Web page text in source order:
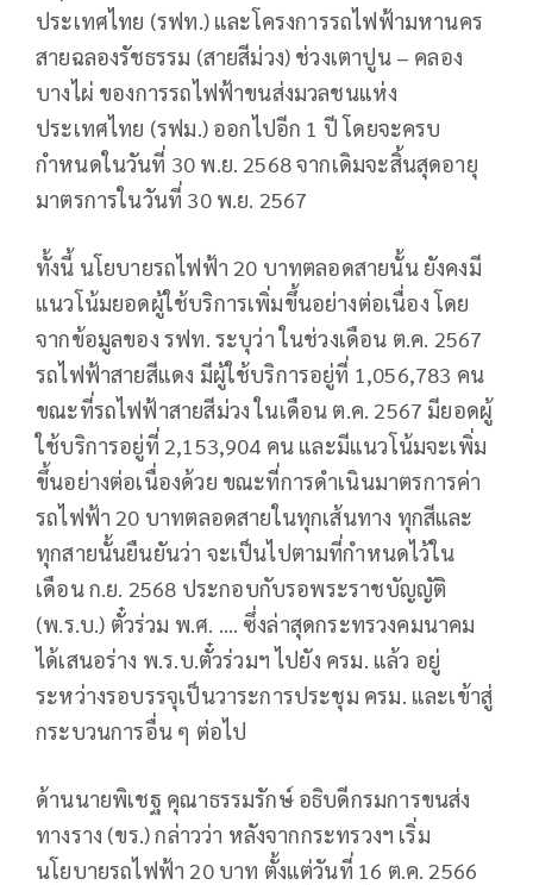
ประเทศไทย (รฟท.) และโครงการรถไฟฟ้ามหานคร
สายฉลองรัชธรรม (สายสีม่วง) ช่วงเตาปูน – คลอง
บางไผ่ ของการรถไฟฟ้าขนส่งมวลชนแห่ง
ประเทศไทย (รฟม.) ออกไปอีก 1 ปี โดยจะครบ
กำหนดในวันที่ 30 พ.ย. 2568 จากเดิมจะสิ้นสุดอายุ
มาตรการในวันที่ 30 พ.ย. 2567
ทั้งนี้ นโยบายรถไฟฟ้า 20 บาทตลอดสายนั้น ยังคงมี
แนวโน้มยอดผู้ใช้บริการเพิ่มขึ้นอย่างต่อเนื่อง โดย
จากข้อมูลของ รฟท. ระบุว่า ในช่วงเดือน ต.ค. 2567
รถไฟฟ้าสายสีแดง มีผู้ใช้บริการอยู่ที่ 1,056,783 คน
ขณะที่รถไฟฟ้าสายสีม่วง ในเดือน ต.ค. 2567 มียอดผู้
ใช้บริการอยู่ที่ 2,153,904 คน และมีแนวโน้มจะเพิ่ม
ขึ้นอย่างต่อเนื่องด้วย ขณะที่การดำเนินมาตรการค่า
รถไฟฟ้า 20 บาทตลอดสายในทุกเส้นทาง ทุกสีและ
ทุกสายนั้นยืนยันว่า จะเป็นไปตามที่กำหนดไว้ใน
เดือน ก.ย. 2568 ประกอบกับรอพระราชบัญญัติ
(พ.ร.บ.) ตั๋วร่วม พ.ศ. …. ซึ่งล่าสุดกระทรวงคมนาคม
ได้เสนอร่าง พ.ร.บ.ตั๋วร่วมฯ ไปยัง ครม. แล้ว อยู่
ระหว่างรอบรรจุเป็นวาระการประชุม ครม. และเข้าสู่
กระบวนการอื่น ๆ ต่อไป
ด้านนายพิเชฐ คุณาธรรมรักษ์ อธิบดีกรมการขนส่ง
ทางราง (ขร.) กล่าวว่า หลังจากกระทรวงฯ เริ่ม
นโยบายรถไฟฟ้า 20 บาท ตั้งแต่วันที่ 16 ต.ค. 2566